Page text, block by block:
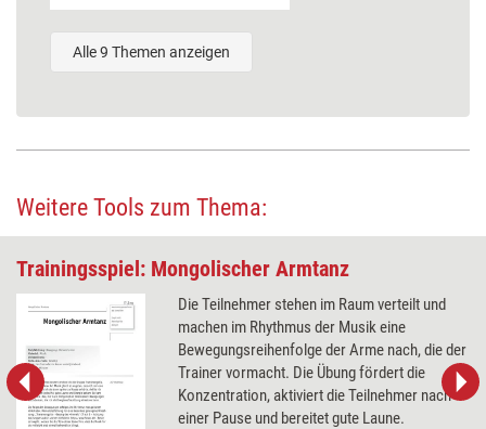
Alle 9 Themen anzeigen
Weitere Tools zum Thema:
Trainingsspiel: Mongolischer Armtanz
Die Teilnehmer stehen im Raum verteilt und
machen im Rhythmus der Musik eine
Bewegungsreihenfolge der Arme nach, die der
Trainer vormacht. Die Übung fördert die
Konzentration, aktiviert die Teilnehmer nach
einer Pause und bereitet gute Laune.